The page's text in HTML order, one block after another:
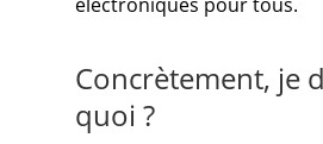
Concrètement, je
quoi ?